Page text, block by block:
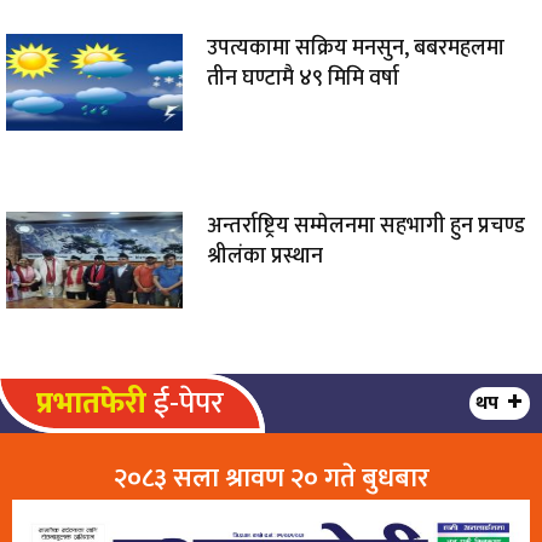
उपत्यकामा सक्रिय मनसुन, बबरमहलमा
तीन घण्टामै ४९ मिमि वर्षा
अन्तर्राष्ट्रिय सम्मेलनमा सहभागी हुन प्रचण्ड
श्रीलंका प्रस्थान
प्रभातफेरीई-पेपर थप
२०८३ सला श्रावण २० गते बुधबार